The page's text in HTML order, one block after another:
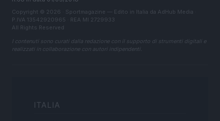
Copyright © 2026 · Sportmagazine — Edito in Italia da AdHub Media
P.IVA 13542920965 · REA MI 2729933
All Rights Reserved
I contenuti sono curati dalla redazione con il supporto di strumenti digitali e
realizzati in collaborazione con autori indipendenti.
ITALIA